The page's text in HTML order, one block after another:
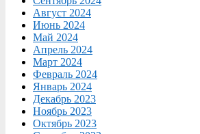
Август 2024
Июнь 2024
Май 2024
Апрель 2024
Март 2024
Февраль 2024
Январь 2024
Декабрь 2023
Ноябрь 2023
Октябрь 2023